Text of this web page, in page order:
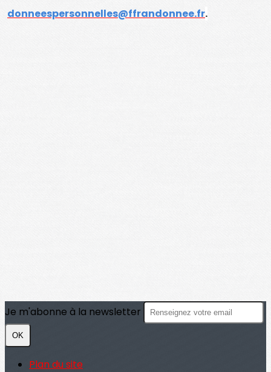
donneespersonnelles@ffrandonnee.fr.
Je m'abonne à la newsletter
OK
Plan du site